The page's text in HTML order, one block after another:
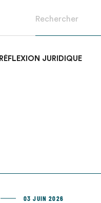
RÉFLEXION JURIDIQUE
03 JUIN 2026